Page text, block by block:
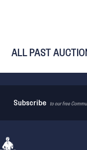
ALL PAST
Subscribe to our free